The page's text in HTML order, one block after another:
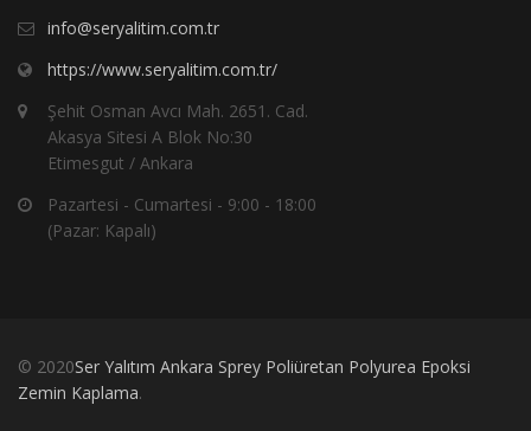
info@seryalitim.com.tr
https://www.seryalitim.com.tr/
Şehit Osman Avcı Mah. 2651. Cad.
Akasya Sitesi A Blok No:30
Etimesgut / Ankara
Pazartesi - Cumartesi - 9:00 - 18:00
(Pazar: Kapalı)
© 2020Ser Yalıtım Ankara Sprey Poliüretan Polyurea Epoksi
Zemin Kaplama.